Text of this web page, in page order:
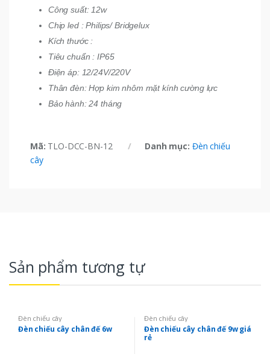
Công suất: 12w
Chip led : Philips/ Bridgelux
Kích thước :
Tiêu chuẩn : IP65
Điện áp: 12/24V/220V
Thân đèn: Hợp kim nhôm mặt kính cường lực
Bảo hành: 24 tháng
Mã: TLO-DCC-BN-12 Danh mục: Đèn chiếu
cây
Sản phẩm tương tự
Đèn chiếu cây
Đèn chiếu cây chân đế 6w
Đèn chiếu cây
Đèn chiếu cây chân đế 9w giá
rẻ